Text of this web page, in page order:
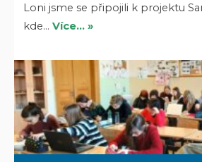
Loni jsme se připojili k projektu
kde…Více… »